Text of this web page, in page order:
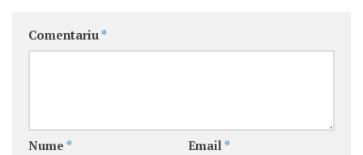
Comentariu *
Nume * Email *